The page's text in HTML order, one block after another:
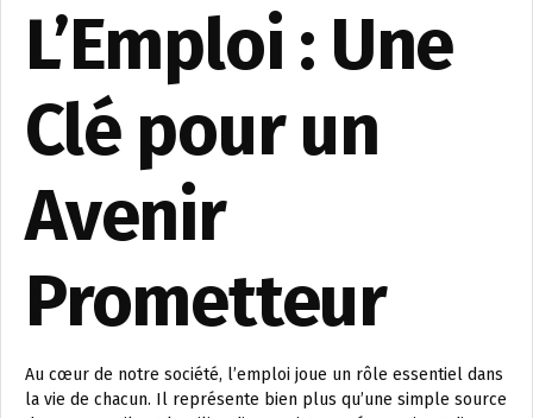
L’Emploi : Une
Clé pour un
Avenir
Prometteur
Au cœur de notre société, l’emploi joue un rôle essentiel dans
la vie de chacun. Il représente bien plus qu’une simple source